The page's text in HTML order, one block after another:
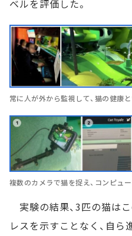
ベルを評価した。
常に人が外から監視して、猫の健康
複数のカメラで猫を捉え、コンピュ
実験の結果、3匹の猫は
レスを示すことなく、自ら